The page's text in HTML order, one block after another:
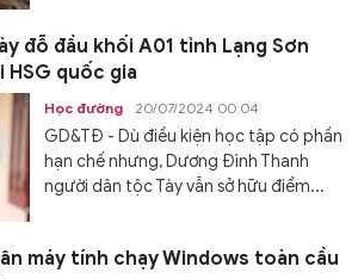
đỗ đầu khối A01 tỉnh Lạng Sơn
quốc gia
Học đường 20/07/2024 00:04
GD&TĐ - Dù điều kiện học tập có phần
hạn chế nhưng, Dương Đình Thanh
người dân tộc Tày vẫn sở hữu điểm...
máy tính chạy Windows toàn cầu